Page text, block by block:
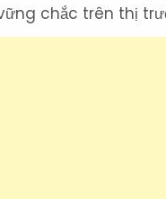
chắc trên thị